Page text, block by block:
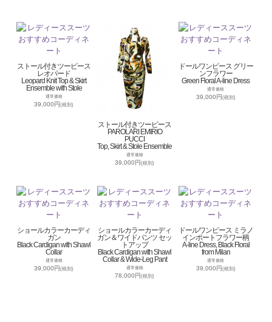
ストール付きツーピース
レオパード
Leopard Knit Top & Skirt
Ensemble with Stole
通常価格
39,000円(税別)
ストール付きツーピース
PAROLARI EMIRIO
PUCCI
Top, Skirt & Stole Ensemble
通常価格
39,000円(税別)
ドールワンピース グリー
ンフラワー
Green Floral A-line Dress
通常価格
39,000円(税別)
ショールカラーカーディ
ガン
Black Cardigan with Shawl
Collar
通常価格
39,000円(税別)
ショールカラーカーディ
ガン＆ワイドパンツ セッ
トアップ
Black Cardigan with Shawl
Collar & Wide-Leg Pant
通常価格
78,000円(税別)
ドールワンピース ミラノ
インポートフラワー柄
A-line Dress, Black Floral
from Milan
通常価格
39,000円(税別)